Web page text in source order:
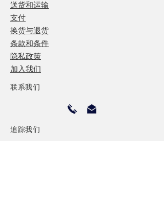
送货和运输
支付
换货与退货
条款和条件
隐私政策
加入我们
联系我们
追踪我们